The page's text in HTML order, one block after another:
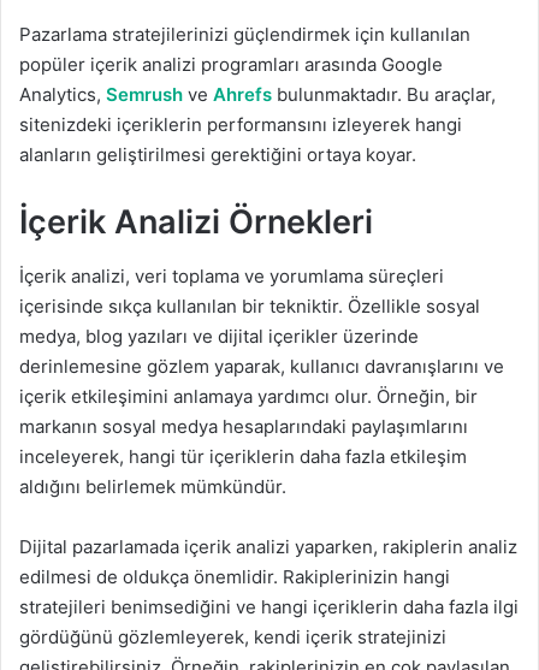
Pazarlama stratejilerinizi güçlendirmek için kullanılan
popüler içerik analizi programları arasında Google
Analytics, Semrush ve Ahrefs bulunmaktadır. Bu araçlar,
sitenizdeki içeriklerin performansını izleyerek hangi
alanların geliştirilmesi gerektiğini ortaya koyar.
İçerik Analizi Örnekleri
İçerik analizi, veri toplama ve yorumlama süreçleri
içerisinde sıkça kullanılan bir tekniktir. Özellikle sosyal
medya, blog yazıları ve dijital içerikler üzerinde
derinlemesine gözlem yaparak, kullanıcı davranışlarını ve
içerik etkileşimini anlamaya yardımcı olur. Örneğin, bir
markanın sosyal medya hesaplarındaki paylaşımlarını
inceleyerek, hangi tür içeriklerin daha fazla etkileşim
aldığını belirlemek mümkündür.
Dijital pazarlamada içerik analizi yaparken, rakiplerin analiz
edilmesi de oldukça önemlidir. Rakiplerinizin hangi
stratejileri benimsediğini ve hangi içeriklerin daha fazla ilgi
gördüğünü gözlemleyerek, kendi içerik stratejinizi